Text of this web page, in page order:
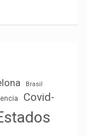
Brasil
Covid-